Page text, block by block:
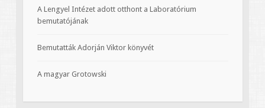
A Lengyel Intézet adott otthont a Laboratórium
bemutatójának
Bemutatták Adorján Viktor könyvét
A magyar Grotowski